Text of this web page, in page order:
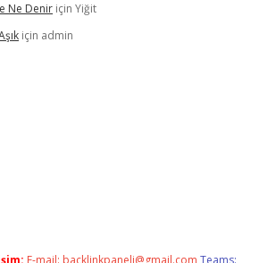
Ne Denir için Yiğit
için admin
E-mail: backlinkpaneli@gmail.com Teams: